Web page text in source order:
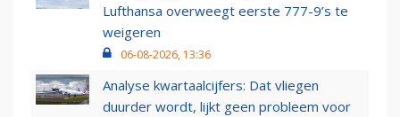
Lufthansa overweegt eerste 777-9’s te
weigeren
06-08-2026, 13:36
Analyse kwartaalcijfers: Dat vliegen
duurder wordt, lijkt geen probleem voor